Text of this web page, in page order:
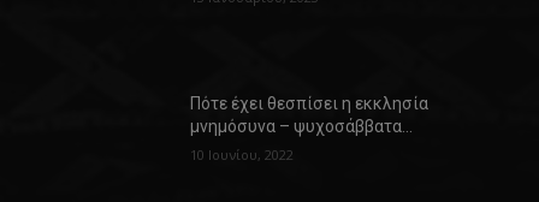
Πότε έχει θεσπίσει η εκκλησία
μνημόσυνα – ψυχοσάββατα…
10 Ιουνίου, 2022